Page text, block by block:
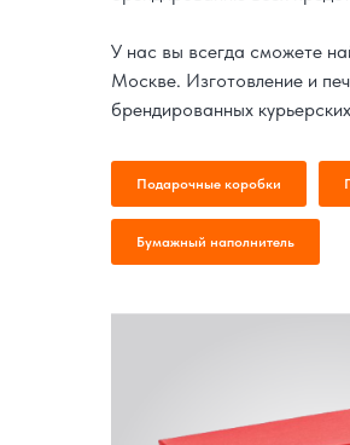
У нас вы всегда сможете
Москве. Изготовление и
брендированных
Подарочные коробки
Бумажный наполнитель